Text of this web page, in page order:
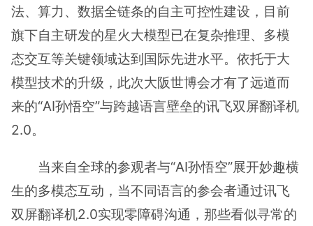
法、算力、数据全链条的自主可控性建设，目前
旗下自主研发的星火大模型已在复杂推理、多模
态交互等关键领域达到国际先进水平。依托于大
模型技术的升级，此次大阪世博会才有了远道而
来的“AI孙悟空”与跨越语言壁垒的讯飞双屏翻译机
2.0。
当来自全球的参观者与“AI孙悟空”展开妙趣横
生的多模态互动，当不同语言的参会者通过讯飞
双屏翻译机2.0实现零障碍沟通，那些看似寻常的